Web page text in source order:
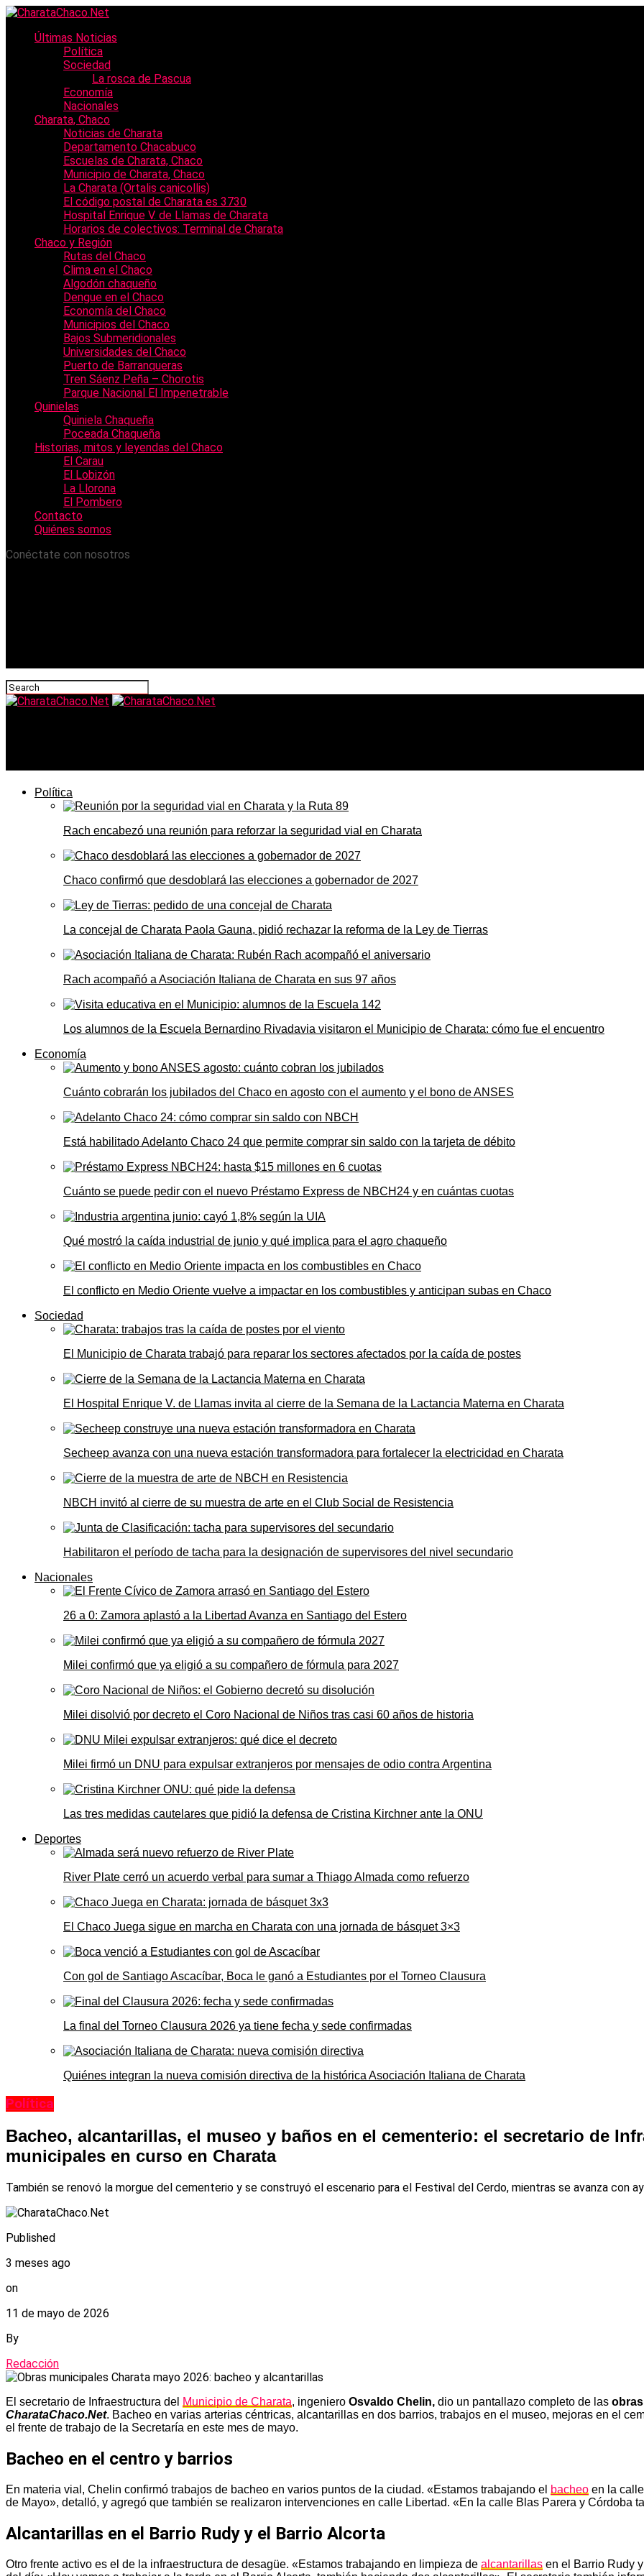
Últimas Noticias
Política
Sociedad
La rosca de Pascua
Economía
Nacionales
Charata, Chaco
Noticias de Charata
Departamento Chacabuco
Escuelas de Charata, Chaco
Municipio de Charata, Chaco
La Charata (Ortalis canicollis)
El código postal de Charata es 3730
Hospital Enrique V. de Llamas de Charata
Horarios de colectivos: Terminal de Charata
Chaco y Región
Rutas del Chaco
Clima en el Chaco
Algodón chaqueño
Dengue en el Chaco
Economía del Chaco
Municipios del Chaco
Bajos Submeridionales
Universidades del Chaco
Puerto de Barranqueras
Tren Sáenz Peña – Chorotis
Parque Nacional El Impenetrable
Quinielas
Quiniela Chaqueña
Poceada Chaqueña
Historias, mitos y leyendas del Chaco
El Carau
El Lobizón
La Llorona
El Pombero
Contacto
Quiénes somos
Conéctate con nosotros
Política
Rach encabezó una reunión para reforzar la seguridad vial en Charata
Chaco confirmó que desdoblará las elecciones a gobernador de 2027
La concejal de Charata Paola Gauna, pidió rechazar la reforma de la Ley de Tierras
Rach acompañó a Asociación Italiana de Charata en sus 97 años
Los alumnos de la Escuela Bernardino Rivadavia visitaron el Municipio de Charata: cómo fue el encuentro
Economía
Cuánto cobrarán los jubilados del Chaco en agosto con el aumento y el bono de ANSES
Está habilitado Adelanto Chaco 24 que permite comprar sin saldo con la tarjeta de débito
Cuánto se puede pedir con el nuevo Préstamo Express de NBCH24 y en cuántas cuotas
Qué mostró la caída industrial de junio y qué implica para el agro chaqueño
El conflicto en Medio Oriente vuelve a impactar en los combustibles y anticipan subas en Chaco
Sociedad
El Municipio de Charata trabajó para reparar los sectores afectados por la caída de postes
El Hospital Enrique V. de Llamas invita al cierre de la Semana de la Lactancia Materna en Charata
Secheep avanza con una nueva estación transformadora para fortalecer la electricidad en Charata
NBCH invitó al cierre de su muestra de arte en el Club Social de Resistencia
Habilitaron el período de tacha para la designación de supervisores del nivel secundario
Nacionales
26 a 0: Zamora aplastó a la Libertad Avanza en Santiago del Estero
Milei confirmó que ya eligió a su compañero de fórmula para 2027
Milei disolvió por decreto el Coro Nacional de Niños tras casi 60 años de historia
Milei firmó un DNU para expulsar extranjeros por mensajes de odio contra Argentina
Las tres medidas cautelares que pidió la defensa de Cristina Kirchner ante la ONU
Deportes
River Plate cerró un acuerdo verbal para sumar a Thiago Almada como refuerzo
El Chaco Juega sigue en marcha en Charata con una jornada de básquet 3×3
Con gol de Santiago Ascacíbar, Boca le ganó a Estudiantes por el Torneo Clausura
La final del Torneo Clausura 2026 ya tiene fecha y sede confirmadas
Quiénes integran la nueva comisión directiva de la histórica Asociación Italiana de Charata
Política
Bacheo, alcantarillas, el museo y baños en el cementerio: el secretario de
municipales en curso en Charata
También se renovó la morgue del cementerio y se construyó el escenario para el Festival del Cerdo, mientras se avanza con
Published
3 meses ago
on
11 de mayo de 2026
By
Redacción
El secretario de Infraestructura del Municipio de Charata, ingeniero Osvaldo Chelin, dio un pantallazo completo de las
CharataChaco.Net. Bacheo en varias arterias céntricas, alcantarillas en dos barrios, trabajos en el museo, mejoras en el
el frente de trabajo de la Secretaría en este mes de mayo.
Bacheo en el centro y barrios
En materia vial, Chelin confirmó trabajos de bacheo en varios puntos de la ciudad. «Estamos trabajando el bacheo en la
de Mayo», detalló, y agregó que también se realizaron intervenciones en calle Libertad. «En la calle Blas Parera y Córdoba
Alcantarillas en el Barrio Rudy y el Barrio Alcorta
Otro frente activo es el de la infraestructura de desagüe. «Estamos trabajando en limpieza de alcantarillas en el Barrio Rudy